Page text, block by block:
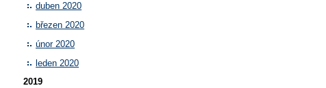
duben 2020
březen 2020
únor 2020
leden 2020
2019